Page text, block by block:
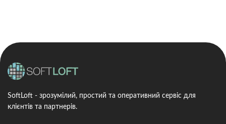
SoftLoft - зрозумілий, простий та оперативний сервіс для
клієнтів та партнерів.